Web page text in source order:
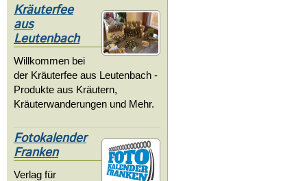
Kräuterfee
aus
Leutenbach
Willkommen bei
der Kräuterfee aus Leutenbach -
Produkte aus Kräutern,
Kräuterwanderungen und Mehr.
Fotokalender
Franken
Verlag für